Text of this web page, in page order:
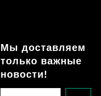
Мы доставляем
только важные
новости!